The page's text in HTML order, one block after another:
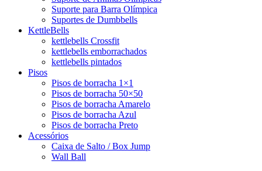
Suporte para Barra Olímpica
Suportes de Dumbbells
KettleBells
kettlebells Crossfit
kettlebells emborrachados
kettlebells pintados
Pisos
Pisos de borracha 1×1
Pisos de borracha 50×50
Pisos de borracha Amarelo
Pisos de borracha Azul
Pisos de borracha Preto
Acessórios
Caixa de Salto / Box Jump
Wall Ball